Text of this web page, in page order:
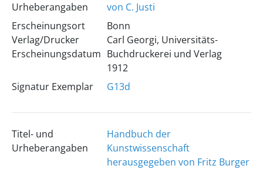
Urheberangaben
von C. Justi
Erscheinungsort
Verlag/Drucker
Erscheinungsdatum
Bonn
Carl Georgi, Universitäts-
Buchdruckerei und Verlag
1912
Signatur Exemplar
G13d
Titel- und
Urheberangaben
Handbuch der
Kunstwissenschaft
herausgegeben von Fritz Burger